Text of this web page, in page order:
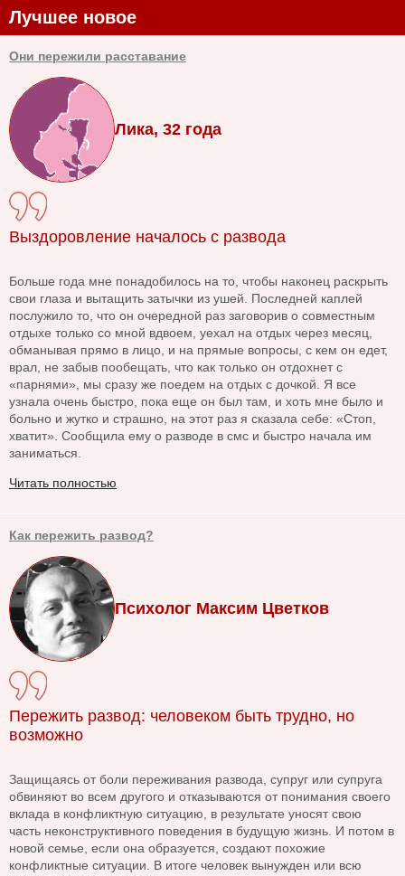
Лучшее новое
Они пережили расставание
Лика, 32 года
Выздоровление началось с развода
Больше года мне понадобилось на то, чтобы наконец раскрыть
свои глаза и вытащить затычки из ушей. Последней каплей
послужило то, что он очередной раз заговорив о совместным
отдыхе только со мной вдвоем, уехал на отдых через месяц,
обманывая прямо в лицо, и на прямые вопросы, с кем он едет,
врал, не забыв пообещать, что как только он отдохнет с
«парнями», мы сразу же поедем на отдых с дочкой. Я все
узнала очень быстро, пока еще он был там, и хоть мне было и
больно и жутко и страшно, на этот раз я сказала себе: «Стоп,
хватит». Сообщила ему о разводе в смс и быстро начала им
заниматься.
Читать полностью
Как пережить развод?
Психолог Максим Цветков
Пережить развод: человеком быть трудно, но
возможно
Защищаясь от боли переживания развода, супруг или супруга
обвиняют во всем другого и отказываются от понимания своего
вклада в конфликтную ситуацию, в результате уносят свою
часть неконструктивного поведения в будущую жизнь. И потом в
новой семье, если она образуется, создают похожие
конфликтные ситуации. В итоге человек вынужден или всю